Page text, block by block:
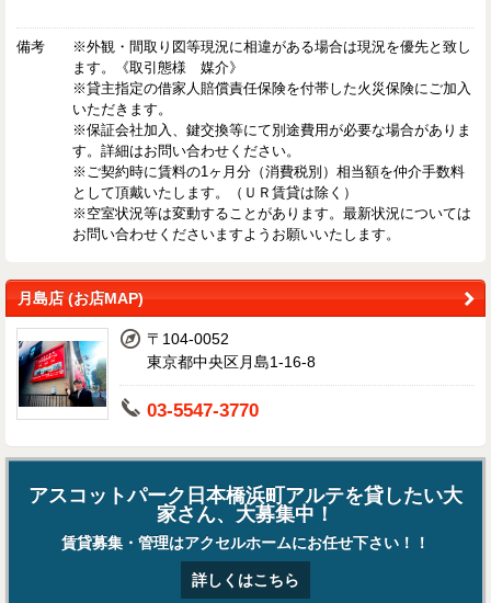
備考
※外観・間取り図等現況に相違がある場合は現況を優先と致し
ます。《取引態様 媒介》
※貸主指定の借家人賠償責任保険を付帯した火災保険にご加入
いただきます。
※保証会社加入、鍵交換等にて別途費用が必要な場合がありま
す。詳細はお問い合わせください。
※ご契約時に賃料の1ヶ月分（消費税別）相当額を仲介手数料
として頂戴いたします。（ＵＲ賃貸は除く）
※空室状況等は変動することがあります。最新状況については
お問い合わせくださいますようお願いいたします。
月島店 (お店MAP)
〒104-0052
東京都中央区月島1-16-8
03-5547-3770
アスコットパーク日本橋浜町アルテを貸したい大
家さん、大募集中！
賃貸募集・管理はアクセルホームにお任せ下さい！！
詳しくはこちら